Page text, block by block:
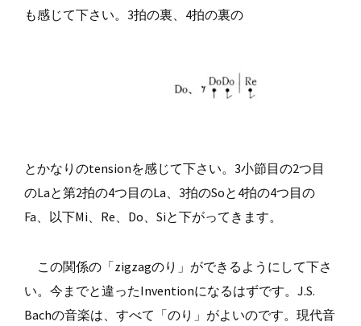
も感じて下さい。3拍の裏、4拍の裏の
とかなりのtensionを感じて下さい。3小節目の2つ目
のLaと第2拍の4つ目のLa、3拍のSoと4拍の4つ目の
Fa、以下Mi、Re、Do、Siと下がってきます。
この関係の「zigzagのり」ができるようにして下さ
い。今までと違ったInventionになるはずです。J.S.
Bachの音楽は、すべて「のり」がよいのです。現代音